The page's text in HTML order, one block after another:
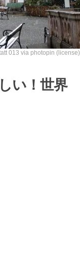
013 via photopin (license)
い！世界